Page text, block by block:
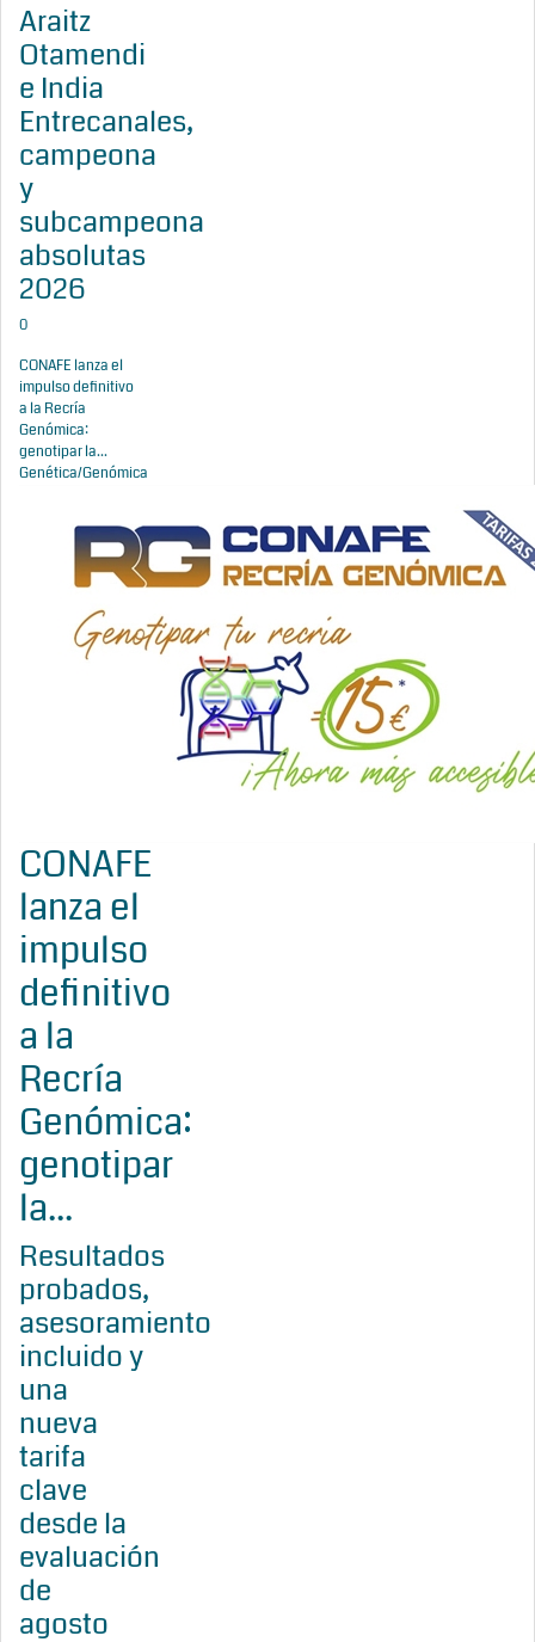
Araitz
Otamendi
e India
Entrecanales,
campeona
y
subcampeona
absolutas
2026
0
CONAFE lanza el
impulso definitivo
a la Recría
Genómica:
genotipar la...
Genética/Genómica
CONAFE
lanza el
impulso
definitivo
a la
Recría
Genómica:
genotipar
la...
Resultados
probados,
asesoramiento
incluido y
una
nueva
tarifa
clave
desde la
evaluación
de
agosto